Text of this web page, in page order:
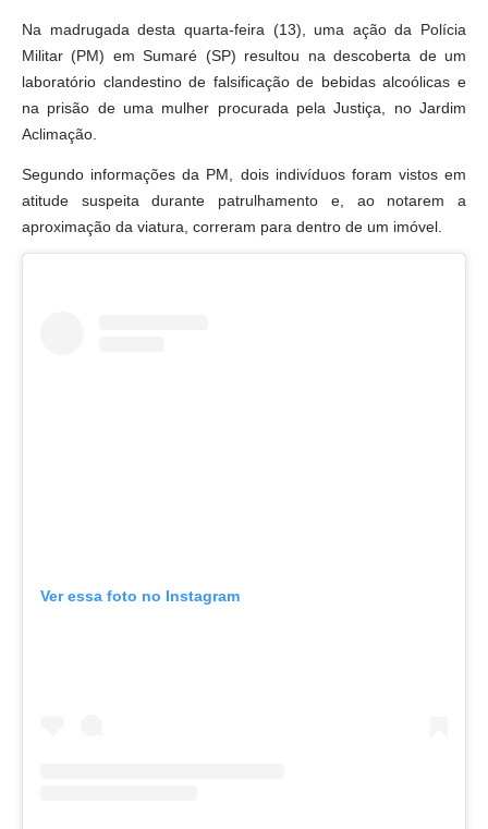
Na madrugada desta quarta-feira (13), uma ação da Polícia
Militar (PM) em Sumaré (SP) resultou na descoberta de um
laboratório clandestino de falsificação de bebidas alcoólicas e
na prisão de uma mulher procurada pela Justiça, no Jardim
Aclimação.
Segundo informações da PM, dois indivíduos foram vistos em
atitude suspeita durante patrulhamento e, ao notarem a
aproximação da viatura, correram para dentro de um imóvel.
Ver essa foto no Instagram